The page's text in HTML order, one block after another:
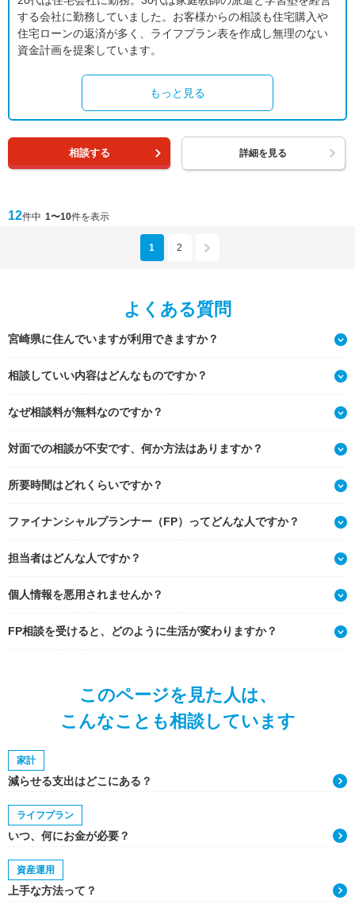
する会社に勤務していました。お客様からの相談も住宅購入や
住宅ローンの返済が多く、ライフプラン表を作成し無理のない
資金計画を提案しています。
もっと見る
相談する 詳細を見る
12件中 1〜10件を表示
1 2
よくある質問
宮崎県に住んでいますが利用できますか？
相談していい内容はどんなものですか？
なぜ相談料が無料なのですか？
対面での相談が不安です、何か方法はありますか？
所要時間はどれくらいですか？
ファイナンシャルプランナー（FP）ってどんな人ですか？
担当者はどんな人ですか？
個人情報を悪用されませんか？
FP相談を受けると、どのように生活が変わりますか？
このページを見た人は、
こんなことも相談しています
家計
減らせる支出はどこにある？
ライフプラン
いつ、何にお金が必要？
資産運用
上手な方法って？